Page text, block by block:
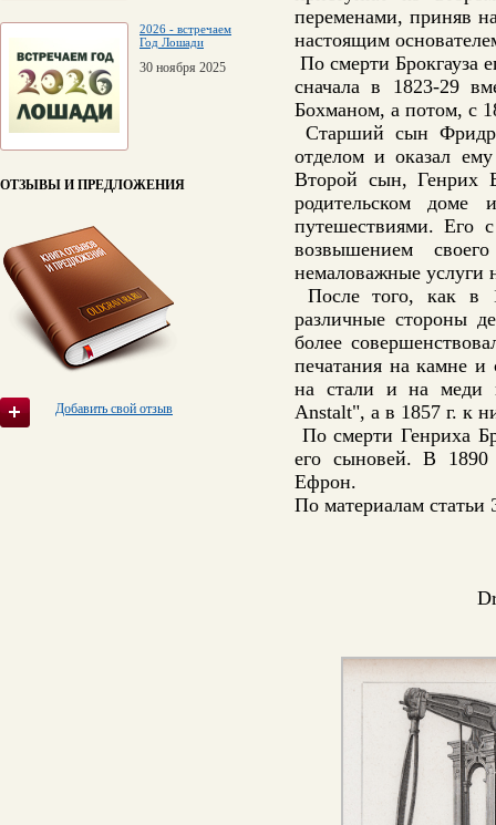
2026 - встречаем
Год Лошади
30 ноября 2025
ОТЗЫВЫ И ПРЕДЛОЖЕНИЯ
Добавить свой отзыв
переменами, приняв
настоящим
По смерти Брокгауза
сначала в 1823-29
Бохманом, а потом, с
Старший сын
отделом и оказал
Второй сын, Генрих
родительском доме
путешествиями. Его
возвышением
немаловажные услуги
После того, как в
различные стороны
более
печатания на камне и
на стали и на меди
Anstalt", а в 1857 г. к
По смерти Генриха
его сыновей. В 1890
Ефрон.
По материалам